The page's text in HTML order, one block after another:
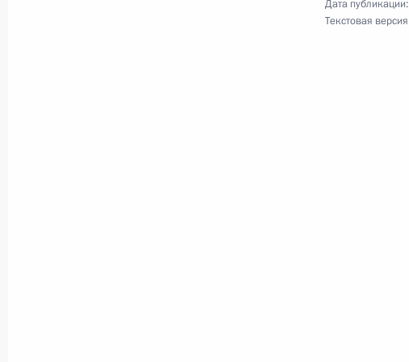
Дата публикации:
Текстовая версия